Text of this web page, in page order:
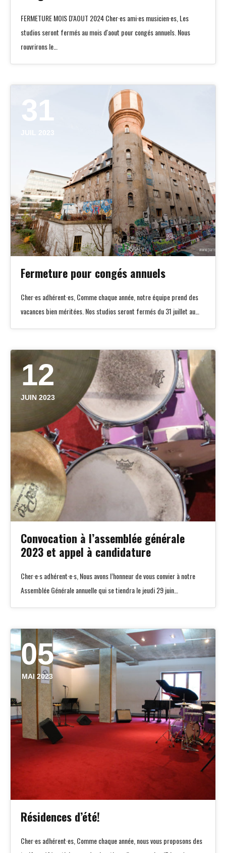
FERMETURE MOIS D'AOUT 2024 Cher·es ami·es musicien·es, Les
studios seront fermés au mois d'aout pour congés annuels. Nous
rouvrirons le…
31
JUIL 2023
Fermeture pour congés annuels
Cher·es adhérent·es, Comme chaque année, notre équipe prend des
vacances bien méritées. Nos studios seront fermés du 31 juillet au…
12
JUIN 2023
Convocation à l’assemblée générale
2023 et appel à candidature
Cher·e·s adhérent·e·s, Nous avons l’honneur de vous convier à notre
Assemblée Générale annuelle qui se tiendra le jeudi 29 juin…
05
MAI 2023
Résidences d’été!
Cher·es adhérent·es, Comme chaque année, nous vous proposons des